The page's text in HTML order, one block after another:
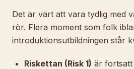
Det är värt att vara tydlig med
rör. Flera moment som folk
introduktionsutbildningen står
Riskettan (Risk 1) är fortsatt